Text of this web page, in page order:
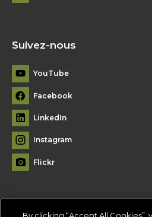
Suivez-nous
YouTube
Facebook
LinkedIn
Instagram
Flickr